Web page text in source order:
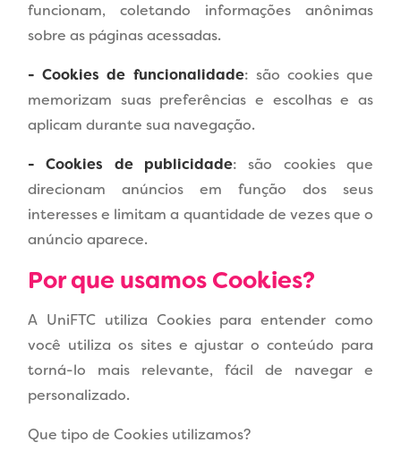
funcionam, coletando informações anônimas
sobre as páginas acessadas.
- Cookies de funcionalidade: são cookies que
memorizam suas preferências e escolhas e as
aplicam durante sua navegação.
- Cookies de publicidade: são cookies que
direcionam anúncios em função dos seus
interesses e limitam a quantidade de vezes que o
anúncio aparece.
Por que usamos Cookies?
A UniFTC utiliza Cookies para entender como
você utiliza os sites e ajustar o conteúdo para
torná-lo mais relevante, fácil de navegar e
personalizado.
Que tipo de Cookies utilizamos?